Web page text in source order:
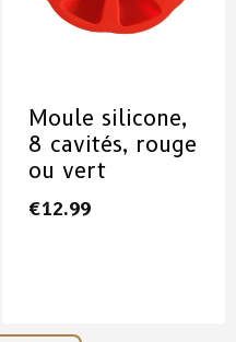
Moule silicone,
8 cavités, rouge
ou vert
€12.99